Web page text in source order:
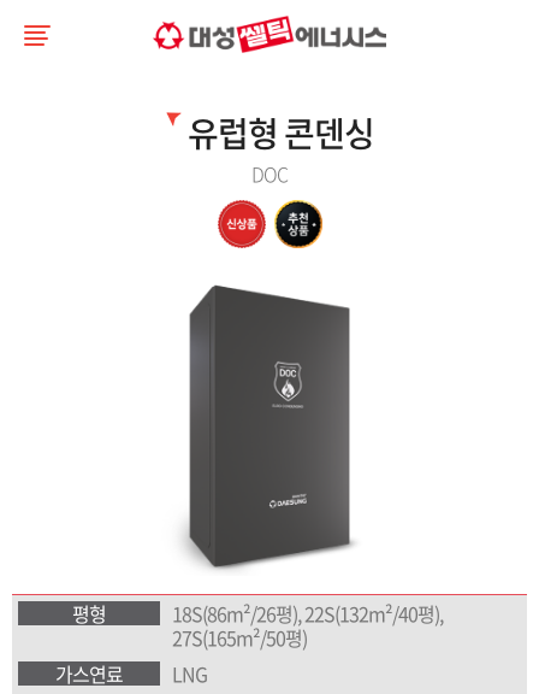
유럽형 콘덴싱
DOC
평형
18S(86m²/26평), 22S(132m²/40평),
27S(165m²/50평)
가스연료
LNG